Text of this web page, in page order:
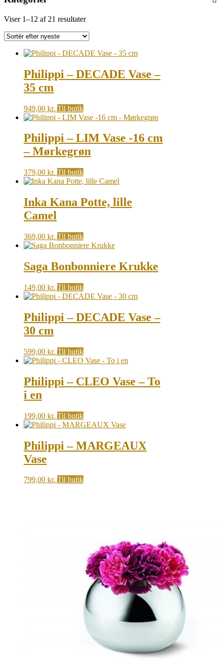
Viser 1–12 af 21 resultaterSorted
latest
Philippi – DECADE Vase –
35 cm
949,00 kr. Til butik
Philippi – LIM Vase -16 cm
– Mørkegrøn
379,00 kr. Til butik
Inka Kana Potte, lille
Camel
369,00 kr. Til butik
Saga Bonbonniere Krukke
149,00 kr. Til butik
Philippi – DECADE Vase –
30 cm
599,00 kr. Til butik
Philippi – CLEO Vase – To
i en
199,00 kr. Til butik
Philippi – MARGEAUX
Vase
799,00 kr. Til butik